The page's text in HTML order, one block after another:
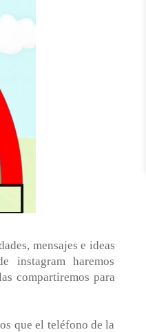
mensajes e ideas
instagram haremos
compartiremos para
que el teléfono de la